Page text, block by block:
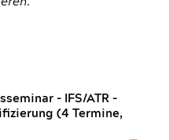
- IFS/ATR -
(4 Termine,